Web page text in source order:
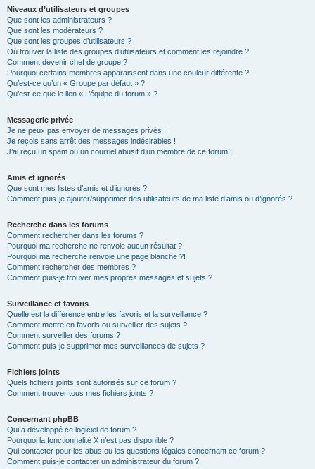
Niveaux d’utilisateurs et groupes
Que sont les administrateurs ?
Que sont les modérateurs ?
Que sont les groupes d’utilisateurs ?
Où trouver la liste des groupes d’utilisateurs et comment les rejoindre ?
Comment devenir chef de groupe ?
Pourquoi certains membres apparaissent dans une couleur différente ?
Qu’est-ce qu’un « Groupe par défaut » ?
Qu’est-ce que le lien « L’équipe du forum » ?
Messagerie privée
Je ne peux pas envoyer de messages privés !
Je reçois sans arrêt des messages indésirables !
J’ai reçu un spam ou un courriel abusif d’un membre de ce forum !
Amis et ignorés
Que sont mes listes d’amis et d’ignorés ?
Comment puis-je ajouter/supprimer des utilisateurs de ma liste d’amis ou d’ignorés ?
Recherche dans les forums
Comment rechercher dans les forums ?
Pourquoi ma recherche ne renvoie aucun résultat ?
Pourquoi ma recherche renvoie une page blanche ?!
Comment rechercher des membres ?
Comment puis-je trouver mes propres messages et sujets ?
Surveillance et favoris
Quelle est la différence entre les favoris et la surveillance ?
Comment mettre en favoris ou surveiller des sujets ?
Comment surveiller des forums ?
Comment puis-je supprimer mes surveillances de sujets ?
Fichiers joints
Quels fichiers joints sont autorisés sur ce forum ?
Comment trouver tous mes fichiers joints ?
Concernant phpBB
Qui a développé ce logiciel de forum ?
Pourquoi la fonctionnalité X n’est pas disponible ?
Qui contacter pour les abus ou les questions légales concernant ce forum ?
Comment puis-je contacter un administrateur du forum ?